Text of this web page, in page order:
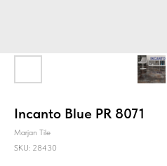
Incanto Blue PR 8071
Marjan Tile
SKU: 28430